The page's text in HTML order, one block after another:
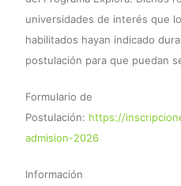
universidades de interés que
habilitados hayan indicado
postulación para que puedan
Formulario de
Postulación: https://
admision-2026
Información